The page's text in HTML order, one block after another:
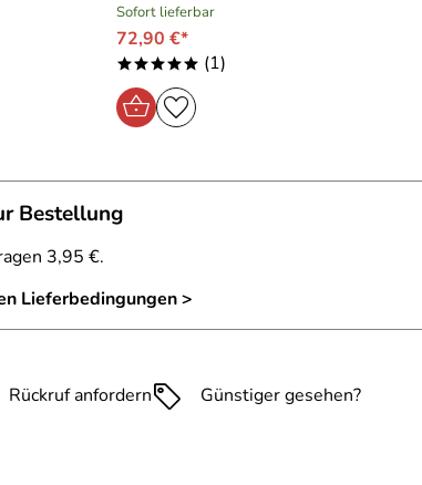
Sofort lieferbar
72,90 €*
***** (1)
Bestellung
3,95 €.
Lieferbedingungen >
Rückruf anfordern Günstiger gesehen?